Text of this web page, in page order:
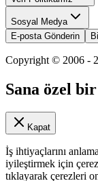
Sosyal Medya
E-posta Gönderin
Copyright © 2006 -
Sana özel
Kapat
İş ihtiyaçlarını
iyileştirmek için
tıklayarak çerezleri